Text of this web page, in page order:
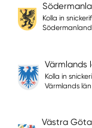
Kolla in
Värmlands
Kolla in
Värmlands län
Västra